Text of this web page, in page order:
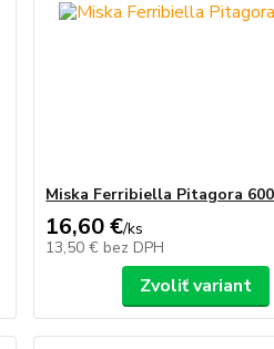
Miska Ferribiella Pitagora
16,60 €/ks
13,50 € bez DPH
Zvoliť variant